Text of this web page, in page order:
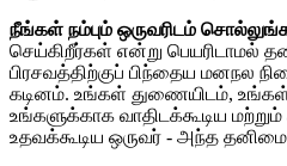
நீங்கள் நம்பும் ஒருவரிடம்
செய்கிறீர்கள் என்று பெயரிடாமல்
பிரசவத்திற்குப் பிந்தைய மனநல
கடினம். உங்கள் துணையிடம், உங்கள்
உங்களுக்காக வாதிடக்கூடிய
உதவக்கூடிய ஒருவர் - அந்த